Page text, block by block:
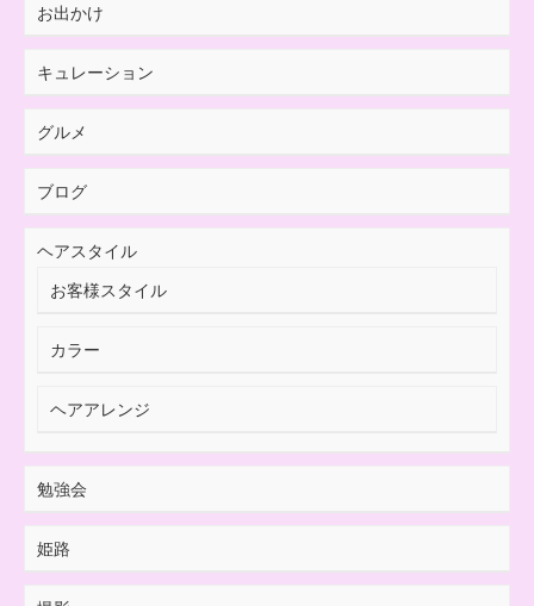
お出かけ
キュレーション
グルメ
ブログ
ヘアスタイル
お客様スタイル
カラー
ヘアアレンジ
勉強会
姫路